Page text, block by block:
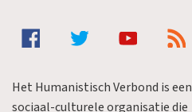
Het Humanistisch Verbond is een
sociaal-culturele organisatie die